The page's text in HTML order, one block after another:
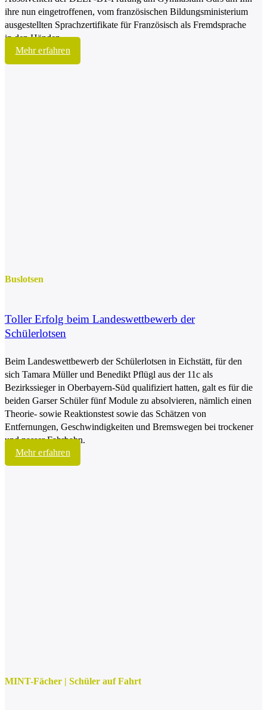
ihre nun eingetroffenen, vom französischen Bildungsministerium
ausgestellten Sprachzertifikate für Französisch als Fremdsprache
in den Händen.
Mehr erfahren
Buslotsen
Toller Erfolg beim Landeswettbewerb der
Schülerlotsen
Beim Landeswettbewerb der Schülerlotsen in Eichstätt, für den
sich Tamara Müller und Benedikt Pflügl aus der 11c als
Bezirkssieger in Oberbayern-Süd qualifiziert hatten, galt es für die
beiden Garser Schüler fünf Module zu absolvieren, nämlich einen
Theorie- sowie Reaktionstest sowie das Schätzen von
Entfernungen, Geschwindigkeiten und Bremswegen bei trockener
und nasser Fahrbahn.
Mehr erfahren
MINT-Fächer | Schüler auf Fahrt